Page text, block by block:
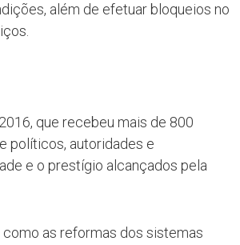
além de efetuar bloqueios no
que recebeu mais de 800
políticos, autoridades e
e o prestígio alcançados pela
as reformas dos sistemas